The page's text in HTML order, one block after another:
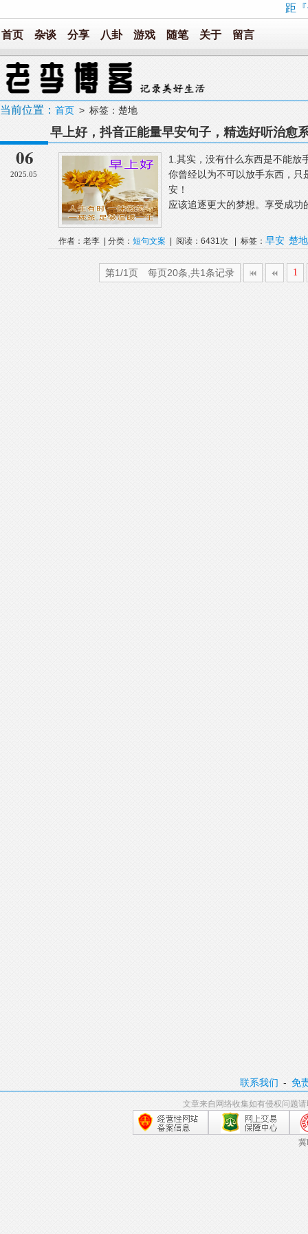
距
首页 杂谈 分享 八卦 游戏 随笔 关于 留言
当前位置： 首页 > 标签：楚地
06
2025.05
早上好，抖音正能量早安句子，精选好听治愈
1.其实，没有什么东西是不能放
你曾经以为不可以放手东西，
安！ 2.不要满足
应该追逐更大的梦想。享受成功
作者：老李 | 分类： 短句文案 | 阅读：6431次 | 标签： 早安 楚地
第1/1页 每页20条,共1条记录 1
联系我们 -免
文章来自网络收集如有侵权问题